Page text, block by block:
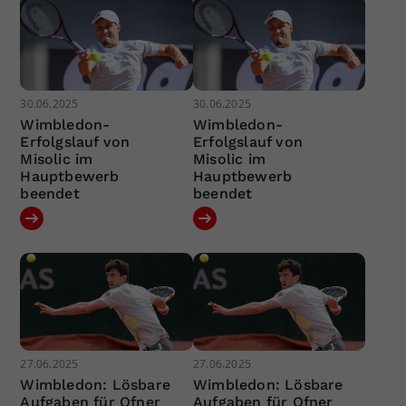
30.06.2025
Wimbledon-
Erfolgslauf von
Misolic im
Hauptbewerb
beendet
30.06.2025
Wimbledon-
Erfolgslauf von
Misolic im
Hauptbewerb
beendet
27.06.2025
Wimbledon: Lösbare
Aufgaben für Ofner
27.06.2025
Wimbledon: Lösbare
Aufgaben für Ofner